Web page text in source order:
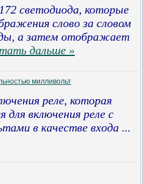
светодиода, которые
слово за словом
а затем отображает
дальше »
милливольт
реле, которая
включения реле с
в качестве входа ...